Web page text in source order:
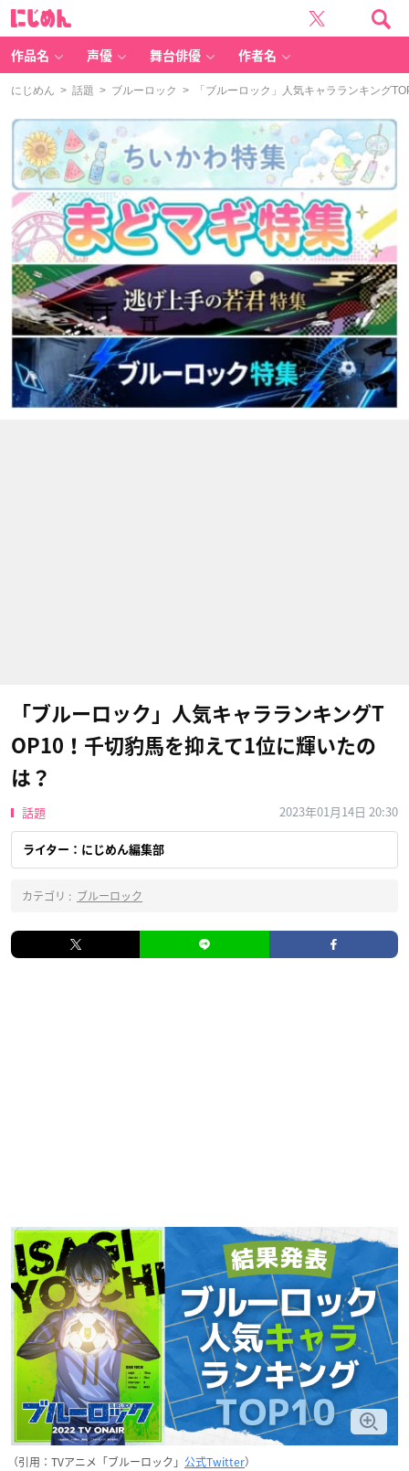
作品名 声優 舞台俳優 作者名
にじめん > 話題 > ブルーロック > 「ブルーロック」人気キャラランキング
「ブルーロック」人気キャラランキングT
OP10！千切豹馬を抑えて1位に輝いたの
は？
話題 2023年01月14日 20:30
ライター：にじめん編集部
カテゴリ : ブルーロック
（引用：TVアニメ「ブルーロック」 公式Twitter）